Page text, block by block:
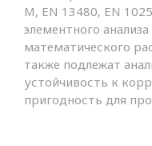
M, EN 13480, EN
элементного
математического
также подлежат
устойчивость к
пригодность для